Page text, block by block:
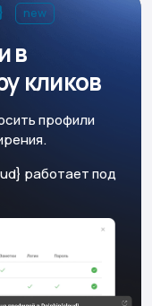
new
в
кликов
профили
работает под